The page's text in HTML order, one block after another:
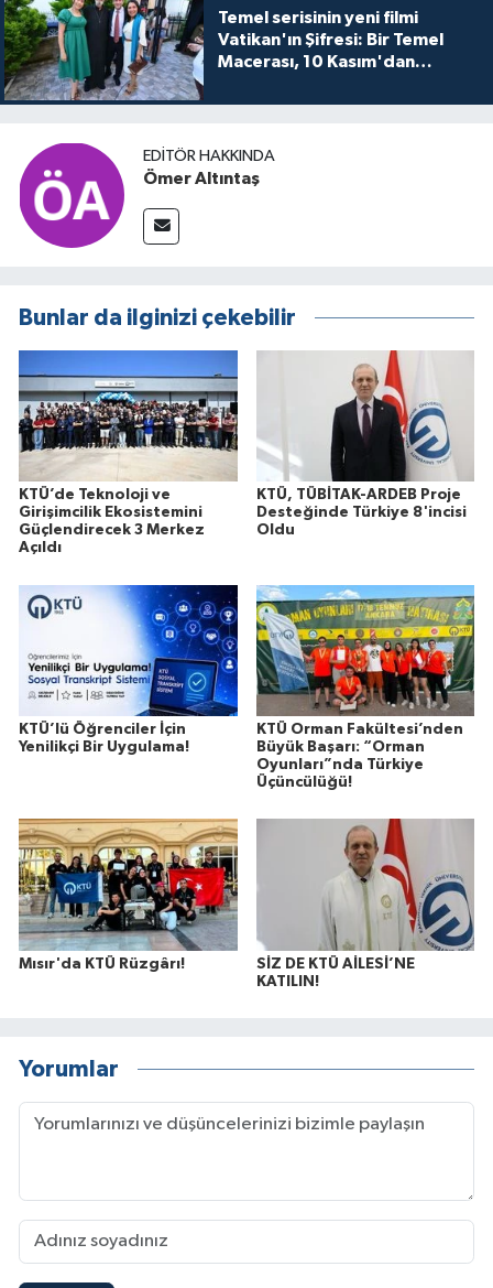
Temel serisinin yeni filmi
Vatikan'ın Şifresi: Bir Temel
Macerası, 10 Kasım'dan
buluşuyo
EDITÖR HAKKINDA
Ömer Altıntaş
Bunlar da ilginizi çekebilir
KTÜ’de Teknoloji ve
Girişimcilik Ekosistemini
Güçlendirecek 3 Merkez
Açıldı
KTÜ, TÜBİTAK-ARDEB Proje
Desteğinde Türkiye 8'incisi
Oldu
KTÜ’lü Öğrenciler İçin
Yenilikçi Bir Uygulama!
KTÜ Orman Fakültesi’nden
Büyük Başarı: “Orman
Oyunları”nda Türkiye
Üçüncülüğü!
Mısır'da KTÜ Rüzgârı!
SİZ DE KTÜ AİLESİ’NE
KATILIN!
Yorumlar